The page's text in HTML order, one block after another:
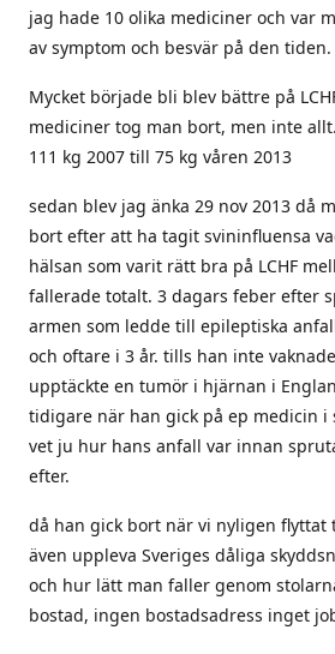
jag hade 10 olika mediciner och var
av symptom och besvär på den tiden.
Mycket började bli blev bättre på
mediciner tog man bort, men inte
111 kg 2007 till 75 kg våren 2013
sedan blev jag änka 29 nov 2013 då
bort efter att ha tagit svininfluensa
hälsan som varit rätt bra på LCHF
fallerade totalt. 3 dagars feber efter
armen som ledde till epileptiska
och oftare i 3 år. tills han inte
upptäckte en tumör i hjärnan i
tidigare när han gick på ep medicin i
vet ju hur hans anfall var innan
efter.
då han gick bort när vi nyligen flyttat
även uppleva Sveriges dåliga
och hur lätt man faller genom
bostad, ingen bostadsadress inget